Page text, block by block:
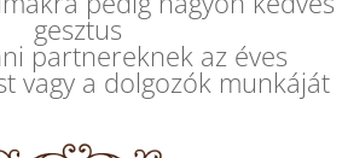
gesztus
partnereknek az éves
vagy a dolgozók munkáját